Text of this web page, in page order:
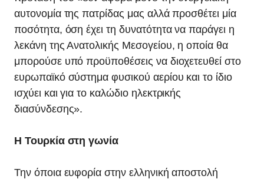
αυτονομία της πατρίδας μας αλλά προσθέτει μία
ποσότητα, όση έχει τη δυνατότητα να παράγει η
λεκάνη της Ανατολικής Μεσογείου, η οποία θα
μπορούσε υπό προϋποθέσεις να διοχετευθεί στο
ευρωπαϊκό σύστημα φυσικού αερίου και το ίδιο
ισχύει και για το καλώδιο ηλεκτρικής
διασύνδεσης».
Η Τουρκία στη γωνία
Την όποια ευφορία στην ελληνική αποστολή